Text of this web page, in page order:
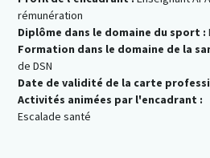
rémunération
Diplôme dans le domaine du sport :
Formation dans le domaine de la
de DSN
Date de validité de la carte
Activités animées par l'encadrant :
Escalade santé